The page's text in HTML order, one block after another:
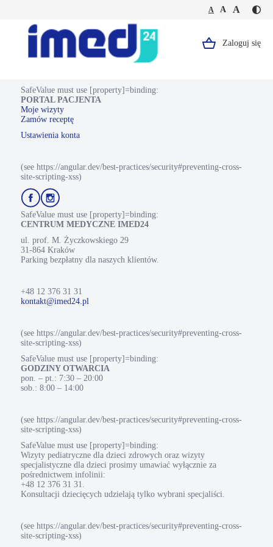
VIDEOKONSULTACJA
Domyślna
A
Średnia
A
Duża
A
tekst
Logo,
Pacjenta.
Zaloguj się
SafeValue must use [property]=binding:
PORTAL PACJENTA
Moje wizyty
Zamów receptę
Ustawienia konta
(see https://angular.dev/best-practices/security#preventing-cross-
site-scripting-xss)
Przejdź
do
profilu
Facebook
do
profilu
Instagram
SafeValue must use [property]=binding:
CENTRUM MEDYCZNE IMED24
ul. prof. M. Życzkowskiego 29
31-864 Kraków
Parking bezpłatny dla naszych klientów.
+48 12 376 31 31
kontakt@imed24.pl
(see https://angular.dev/best-practices/security#preventing-cross-
site-scripting-xss)
SafeValue must use [property]=binding:
GODZINY OTWARCIA
pon. – pt.: 7:30 – 20:00
sob.: 8:00 – 14:00
(see https://angular.dev/best-practices/security#preventing-cross-
site-scripting-xss)
SafeValue must use [property]=binding:
Wizyty pediatryczne dla dzieci zdrowych oraz wizyty
specjalistyczne dla dzieci prosimy umawiać wyłącznie za
pośrednictwem infolinii:
+48 12 376 31 31.
Konsultacji dziecięcych udzielają tylko wybrani specjaliści.
(see https://angular.dev/best-practices/security#preventing-cross-
site-scripting-xss)